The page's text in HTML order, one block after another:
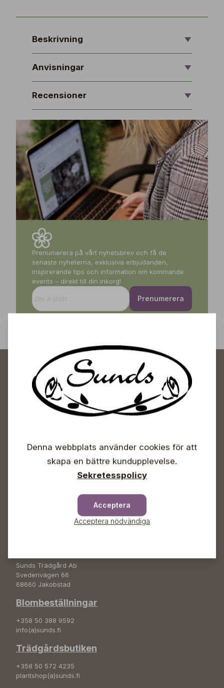
Beskrivning
Anvisningar
Recensioner
Prenumerera på vårt nyhetsbrev och få de
senaste nyheterna, exklusiva erbjudanden,
inspirerande tips och information om kommande
events – direkt till din inkorg!
Prenumerera
Sunds Trädgårdscenter
Öppet
Vardagar 09-18
Sunds Trädgård Ab
Svedenvägen 66
68660 Jakobstad
Blombeställningar
+358 50 388 9592
info(a)sunds.fi
Trädgårdsbutiken
+358 50 572 4235
plantshop(a)sunds.fi
Denna webbplats använder cookies för att
skapa en bättre kundupplevelse.
Sekretesspolicy
Acceptera
Acceptera nödvändiga